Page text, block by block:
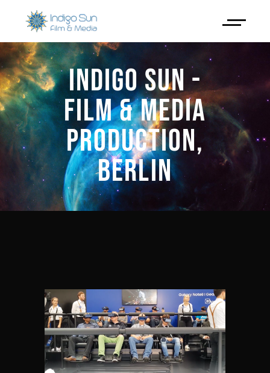
INDIGO SUN -
FILM & MEDIA
PRODUCTION,
BERLIN